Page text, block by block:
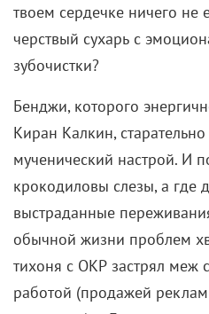
твоем сердечке ничего не
черствый сухарь с
зубочистки?
Бенджи, которого
Киран Калкин,
мученический настрой. И
крокодиловы слезы, а где
выстраданные
обычной жизни проблем
тихоня с ОКР застрял меж
работой (продажей